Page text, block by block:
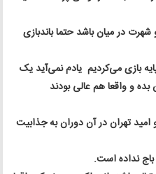
در میان باشد حتما باندبازی
بازی می‌کردیم یادم نمی‌آید یک
و واقعا هم عالی بودند
تهران در آن دوران به جذابیت
نداده است.